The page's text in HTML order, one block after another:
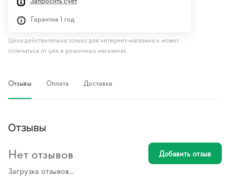
Гарантия 1 год
Цена действительна только для интернет-магазина и может
отличаться от цен в розничных магазинах
Отзывы Оплата Доставка
Отзывы
Загрузка отзывов...
Нет отзывов Добавить отзыв